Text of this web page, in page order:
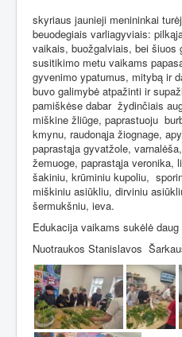
skyriaus jaunieji menininkai
beuodegiais varliagyviais:
vaikais, buožgalviais, bei
susitikimo metu vaikams
gyvenimo ypatumus, mitybą ir
buvo galimybė atpažinti ir
pamiškėse dabar žydinčiais
miškine žliūge, paprastuoju
kmynu, raudonąja žiognage,
paprastąja gyvatžole,
žemuoge, paprastąja veronika,
šakiniu, krūminiu kupoliu,
miškiniu asiūkliu, dirviniu
šermukšniu, ieva.
Edukacija vaikams sukėlė
Nuotraukos Stanislavos